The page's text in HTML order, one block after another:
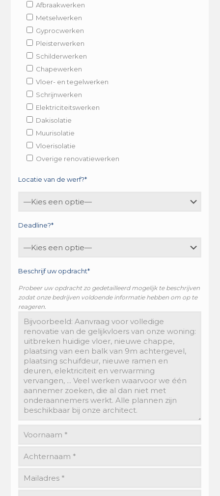
Afbraakwerken
Metselwerken
Gyprocwerken
Pleisterwerken
Schilderwerken
Chapewerken
Vloer- en tegelwerken
Schrijnwerken
Elektriciteitswerken
Dakisolatie
Muurisolatie
Vloerisolatie
Overige renovatiewerken
Locatie van de werf?*
Deadline?*
Beschrijf uw opdracht*
Probeer uw opdracht zo gedetailleerd mogelijk te beschrijven
zodat onze bedrijven voldoende informatie hebben om op te
reageren.